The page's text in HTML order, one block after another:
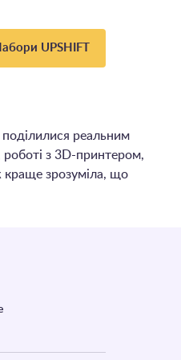
UPSHIFT
реальним
роботі з 3D-принтером,
краще зрозуміла, що